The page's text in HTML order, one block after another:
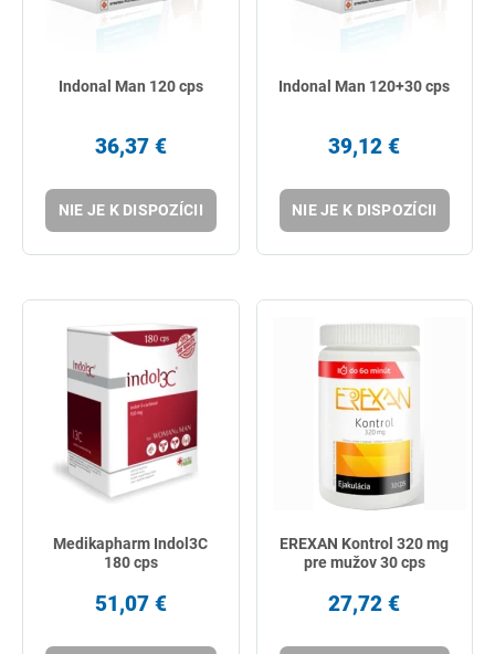
Indonal Man 120 cps
36,37 €
NIE JE K DISPOZÍCII
Indonal Man 120+30 cps
39,12 €
NIE JE K DISPOZÍCII
Medikapharm Indol3C
180 cps
51,07 €
EREXAN Kontrol 320 mg
pre mužov 30 cps
27,72 €